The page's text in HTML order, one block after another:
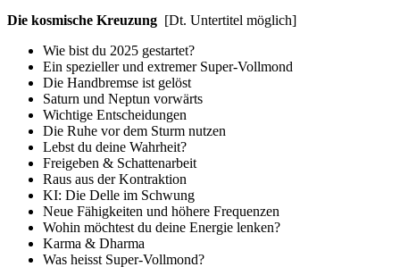
Die kosmische Kreuzung [Dt. Untertitel möglich]
Wie bist du 2025 gestartet?
Ein spezieller und extremer Super-Vollmond
Die Handbremse ist gelöst
Saturn und Neptun vorwärts
Wichtige Entscheidungen
Die Ruhe vor dem Sturm nutzen
Lebst du deine Wahrheit?
Freigeben & Schattenarbeit
Raus aus der Kontraktion
KI: Die Delle im Schwung
Neue Fähigkeiten und höhere Frequenzen
Wohin möchtest du deine Energie lenken?
Karma & Dharma
Was heisst Super-Vollmond?